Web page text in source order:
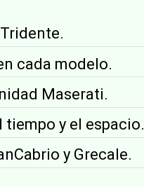
cada modelo.
Maserati.
tiempo y el espacio.
y Grecale.